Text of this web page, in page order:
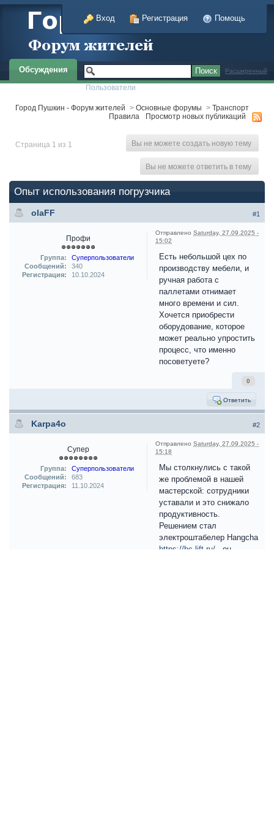
Вход Регистрация Помощь
Расширенный
Обсуждения
Пользователи
Город Пушкин - Форум жителей > Основные форумы > Транспорт
Правила
Просмотр новых публикаций
Страница 1 из 1 Вы не можете создать новую тему
Вы не можете ответить в тему
Опыт использования погрузчика
#1
olaFF
Профи
Группа:
Суперпользователи
Сообщений:
340
Регистрация:
10.10.2024
Отправлено Saturday, 27.09.2025 -
15:02
Есть небольшой цех по
производству мебели, и
ручная работа с
паллетами отнимает
много времени и сил.
Хочется приобрести
оборудование, которое
может реально упростить
процесс, что именно
посоветуете?
0
Ответить
#2
Karpa4o
Супер
Группа:
Суперпользователи
Сообщений:
683
Регистрация:
11.10.2024
Отправлено Saturday, 27.09.2025 -
15:18
Мы столкнулись с такой
же проблемой в нашей
мастерской: сотрудники
уставали и это снижало
продуктивность.
Решением стал
электроштабелер Hangcha
https://hc-lift.ru/ , он